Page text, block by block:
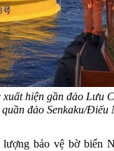
hiện gần đảo Lưu
đảo Senkaku/Điếu
bảo vệ bờ biển